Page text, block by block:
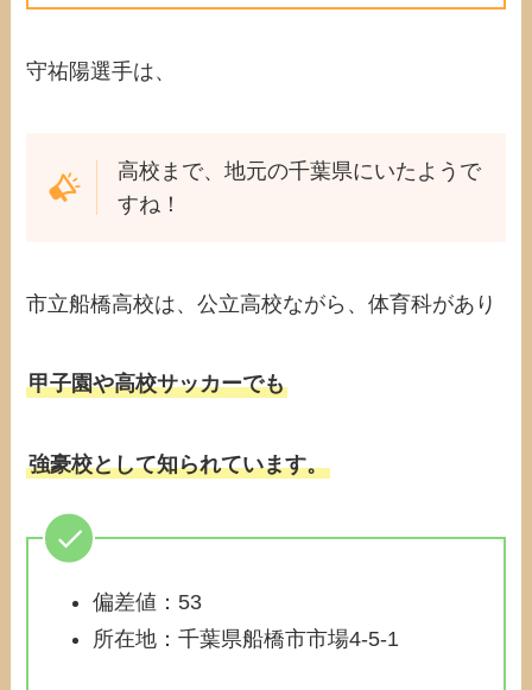
守祐陽選手は、
高校まで、地元の千葉県にいたようで
すね！
市立船橋高校は、公立高校ながら、体育科があり
甲子園や高校サッカーでも
強豪校として知られています。
偏差値：53
所在地：千葉県船橋市市場4-5-1